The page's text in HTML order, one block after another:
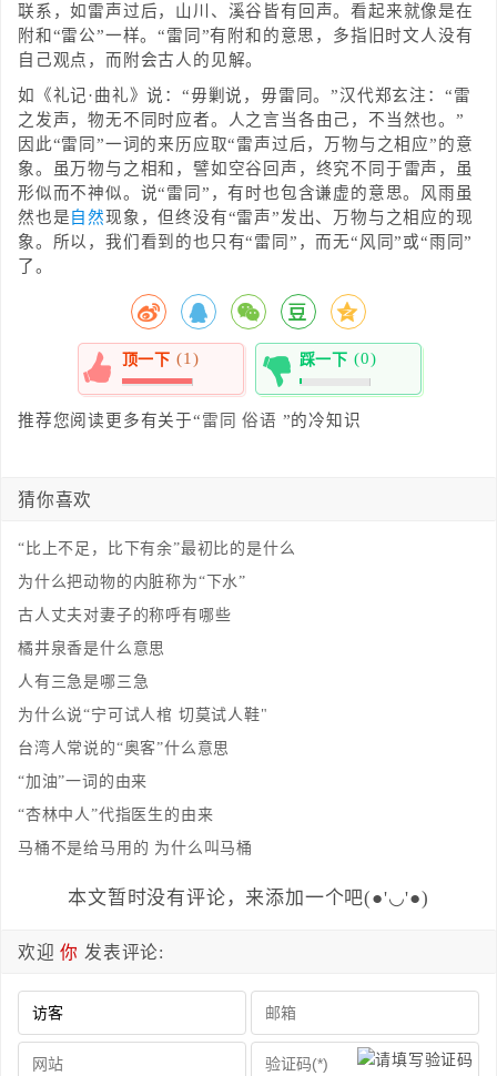
联系，如雷声过后，山川、溪谷皆有回声。看起来就像是在
附和“雷公”一样。“雷同”有附和的意思，多指旧时文人没有
自己观点，而附会古人的见解。
如《礼记·曲礼》说：“毋剿说，毋雷同。”汉代郑玄注：“雷
之发声，物无不同时应者。人之言当各由己，不当然也。”
因此“雷同”一词的来历应取“雷声过后，万物与之相应”的意
象。虽万物与之相和，譬如空谷回声，终究不同于雷声，虽
形似而不神似。说“雷同”，有时也包含谦虚的意思。风雨虽
然也是 自然现象，但终没有“雷声”发出、万物与之相应的现
象。所以，我们看到的也只有“雷同”，而无“风同”或“雨同”
了。
顶一下 (1)
100%
踩一下 (0)
0%
推荐您阅读更多有关于“雷同 俗语 ”的冷知识
猜你喜欢
“比上不足，比下有余”最初比的是什么
为什么把动物的内脏称为“下水”
古人丈夫对妻子的称呼有哪些
橘井泉香是什么意思
人有三急是哪三急
为什么说“宁可试人棺 切莫试人鞋"
台湾人常说的“奥客”什么意思
“加油”一词的由来
“杏林中人”代指医生的由来
马桶不是给马用的 为什么叫马桶
本文暂时没有评论，来添加一个吧(●'◡'●)
欢迎你 发表评论: